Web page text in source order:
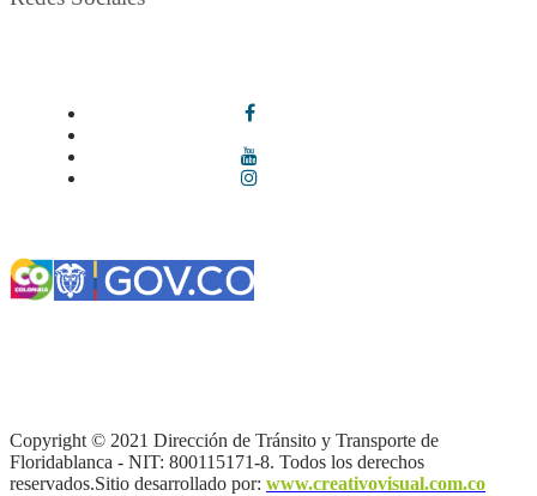
Copyright © 2021 Dirección de Tránsito y Transporte de
Floridablanca - NIT: 800115171-8. Todos los derechos
reservados.Sitio desarrollado por: www.creativovisual.com.co